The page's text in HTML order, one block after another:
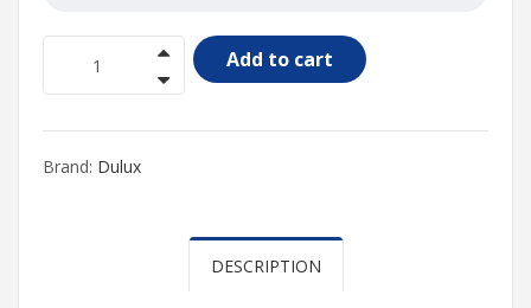
Add to cart
Brand: Dulux
DESCRIPTION